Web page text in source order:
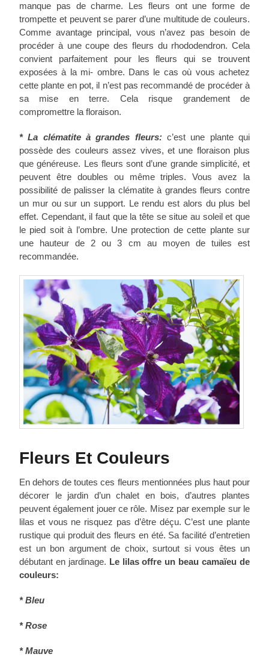
manque pas de charme. Les fleurs ont une forme de
trompette et peuvent se parer d’une multitude de couleurs.
Comme avantage principal, vous n’avez pas besoin de
procéder à une coupe des fleurs du rhododendron. Cela
convient parfaitement pour les fleurs qui se trouvent
exposées à la mi- ombre. Dans le cas où vous achetez
cette plante en pot, il n’est pas recommandé de procéder à
sa mise en terre. Cela risque grandement de
compromettre la floraison.
* La clématite à grandes fleurs:c’est une plante qui
possède des couleurs assez vives, et une floraison plus
que généreuse. Les fleurs sont d’une grande simplicité, et
peuvent être doubles ou même triples. Vous avez la
possibilité de palisser la clématite à grandes fleurs contre
un mur ou sur un support. Le rendu est alors du plus bel
effet. Cependant, il faut que la tête se situe au soleil et que
le pied soit à l’ombre. Une protection de cette plante sur
une hauteur de 2 ou 3 cm au moyen de tuiles est
recommandée.
Fleurs Et Couleurs
En dehors de toutes ces fleurs mentionnées plus haut pour
décorer le jardin d’un chalet en bois, d’autres plantes
peuvent également jouer ce rôle. Misez par exemple sur le
lilas et vous ne risquez pas d’être déçu. C’est une plante
rustique qui produit des fleurs en été. Sa facilité d’entretien
est un bon argument de choix, surtout si vous êtes un
débutant en jardinage. Le lilas offre un beau camaïeu de
couleurs:
* Bleu
* Rose
* Mauve